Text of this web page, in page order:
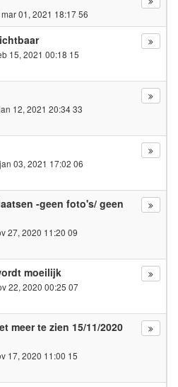
01, 2021 18:17 56
15, 2021 00:18 15
12, 2021 20:34 33
03, 2021 17:02 06
-geen foto's/ geen
27, 2020 11:20 09
moeilijk
22, 2020 00:25 07
meer te zien 15/11/2020
17, 2020 11:00 15